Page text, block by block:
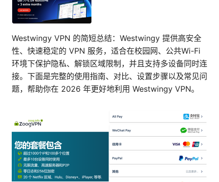
Westwingy VPN 的简短总结：Westwingy 提供高安全
性、快速稳定的 VPN 服务，适合在校园网、公共Wi-Fi
环境下保护隐私、解锁区域限制，并且支持多设备同时连
接。下面是完整的使用指南、对比、设置步骤以及常见问
题，帮助你在 2026 年更好地利用 Westwingy VPN。